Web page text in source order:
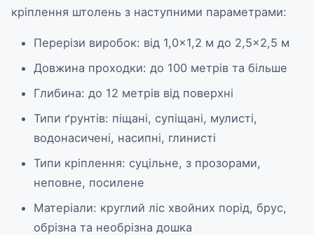
кріплення штолень з наступними параметрами:
Перерізи виробок: від 1,0×1,2 м до 2,5×2,5 м
Довжина проходки: до 100 метрів та більше
Глибина: до 12 метрів від поверхні
Типи ґрунтів: піщані, супіщані, мулисті,
водонасичені, насипні, глинисті
Типи кріплення: суцільне, з прозорами,
неповне, посилене
Матеріали: круглий ліс хвойних порід, брус,
обрізна та необрізна дошка